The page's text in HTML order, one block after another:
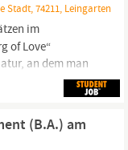
Stadt, 74211, Leingarten
im
of Love“
an dem man
Events, die
sucht aktuell
(B.A.) am